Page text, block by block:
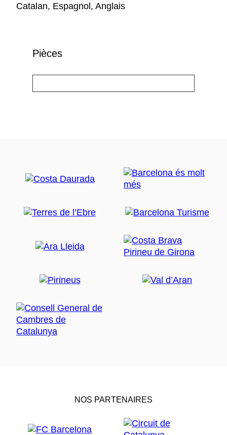
Catalan, Espagnol, Anglais
Pièces
NOS PARTENAIRES